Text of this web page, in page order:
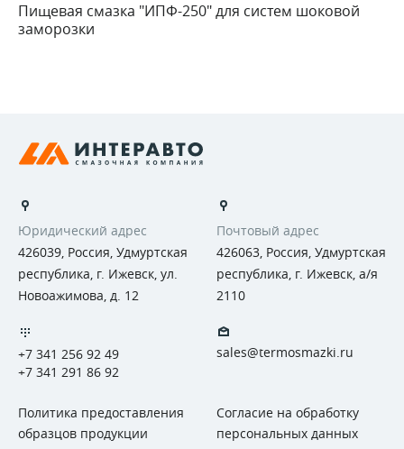
Пищевая смазка "ИПФ-250" для систем шоковой
заморозки
+7 341 256 92 49
+7 341 291 86 92
sales@termosmazki.ru
Юридический адрес
426039, Россия, Удмуртская
республика, г. Ижевск, ул.
Новоажимова, д. 12
Почтовый адрес
426063, Россия, Удмуртская
республика, г. Ижевск, а/я
2110
Политика предоставления
образцов продукции
Согласие на обработку
персональных данных